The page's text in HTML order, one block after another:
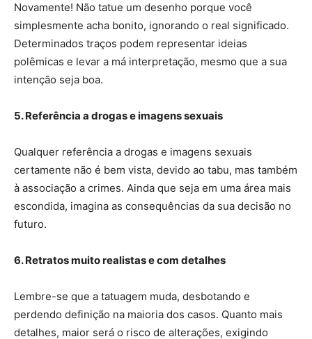
Novamente! Não tatue um desenho porque você
simplesmente acha bonito, ignorando o real significado.
Determinados traços podem representar ideias
polêmicas e levar a má interpretação, mesmo que a sua
intenção seja boa.
5. Referência a drogas e imagens sexuais
Qualquer referência a drogas e imagens sexuais
certamente não é bem vista, devido ao tabu, mas também
à associação a crimes. Ainda que seja em uma área mais
escondida, imagina as consequências da sua decisão no
futuro.
6. Retratos muito realistas e com detalhes
Lembre-se que a tatuagem muda, desbotando e
perdendo definição na maioria dos casos. Quanto mais
detalhes, maior será o risco de alterações, exigindo